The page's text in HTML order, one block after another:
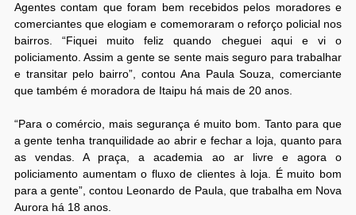
Agentes contam que foram bem recebidos pelos moradores e
comerciantes que elogiam e comemoraram o reforço policial nos
bairros. “Fiquei muito feliz quando cheguei aqui e vi o
policiamento. Assim a gente se sente mais seguro para trabalhar
e transitar pelo bairro”, contou Ana Paula Souza, comerciante
que também é moradora de Itaipu há mais de 20 anos.
“Para o comércio, mais segurança é muito bom. Tanto para que
a gente tenha tranquilidade ao abrir e fechar a loja, quanto para
as vendas. A praça, a academia ao ar livre e agora o
policiamento aumentam o fluxo de clientes à loja. É muito bom
para a gente”, contou Leonardo de Paula, que trabalha em Nova
Aurora há 18 anos.